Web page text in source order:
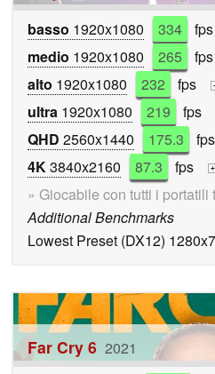
basso 1920x1080 334
medio 1920x1080 265
alto 1920x1080 232 fps
ultra 1920x1080 219 fps
QHD 2560x1440 175.3
4K3840x2160 87.3 fps +
» Giocabile con tutti i portatili
Additional Benchmarks
Lowest Preset (DX12)
Far Cry 6 2021